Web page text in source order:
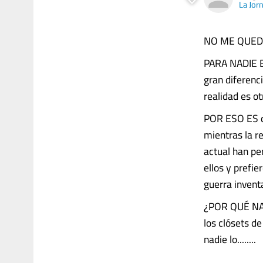
La
NO ME
PARA
gran
realidad es
POR ESO
mientras la
actual han
ellos y
guerra
¿POR QUÉ
los clósets
nadie lo........